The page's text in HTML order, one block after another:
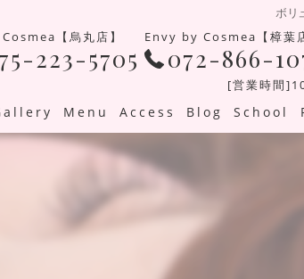
ボリ
【烏丸店】
223-5705
Envy by Cosmea【樟葉
072-866-
[営業時間
Menu Access Blog School